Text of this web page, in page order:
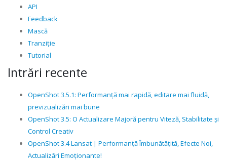
API
Feedback
Mască
Tranziție
Tutorial
Intrări recente
OpenShot 3.5.1: Performanță mai rapidă, editare mai fluidă,
previzualizări mai bune
OpenShot 3.5: O Actualizare Majoră pentru Viteză, Stabilitate și
Control Creativ
OpenShot 3.4 Lansat | Performanță Îmbunătățită, Efecte Noi,
Actualizări Emoționante!